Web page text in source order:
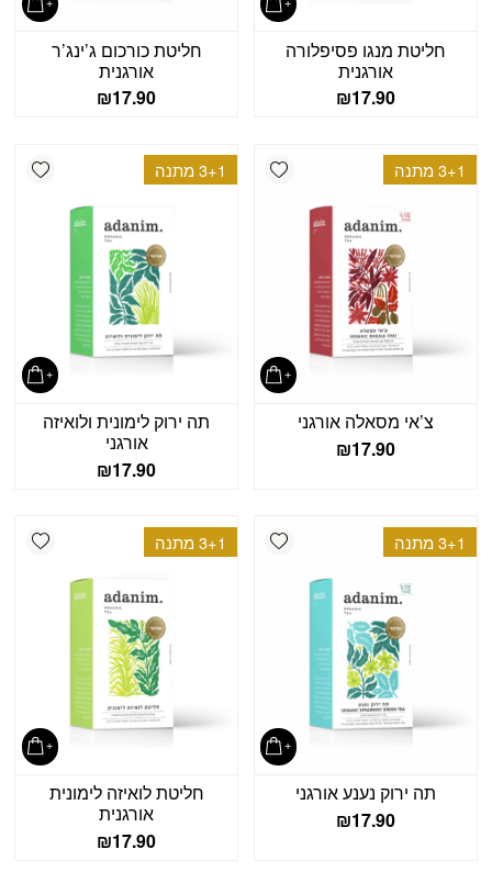
חליטת מנגו פסיפלורה
אורגנית
₪17.90
חליטת כורכום ג’ינג’ר
אורגנית
₪17.90
Add wishlist 3+1 מתנה
צ’אי מסאלה אורגני
₪17.90
3+1 מתנה
תה ירוק לימונית ולואיזה
אורגני
₪17.90
Add wishlist 3+1 מתנה
תה ירוק נענע אורגני
₪17.90
3+1 מתנה
חליטת לואיזה לימונית
אורגנית
₪17.90